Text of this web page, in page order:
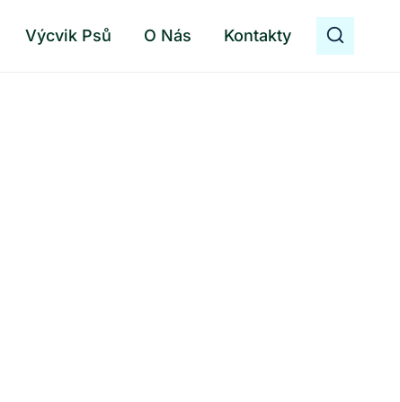
Výcvik Psů O Nás Kontakty